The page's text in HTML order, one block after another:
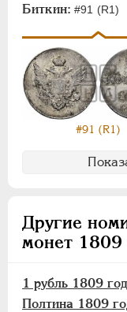
Биткин: #91 (R1)
#91 (R1)
Другие
монет 1809
1 рубль 1809
Полтина 1809
Для Грузии
Монетовидные
НИКОЛАЙ I
АЛЕКСАНДР II
АЛЕКСАНДР III
ВРЕМЕННОЕ